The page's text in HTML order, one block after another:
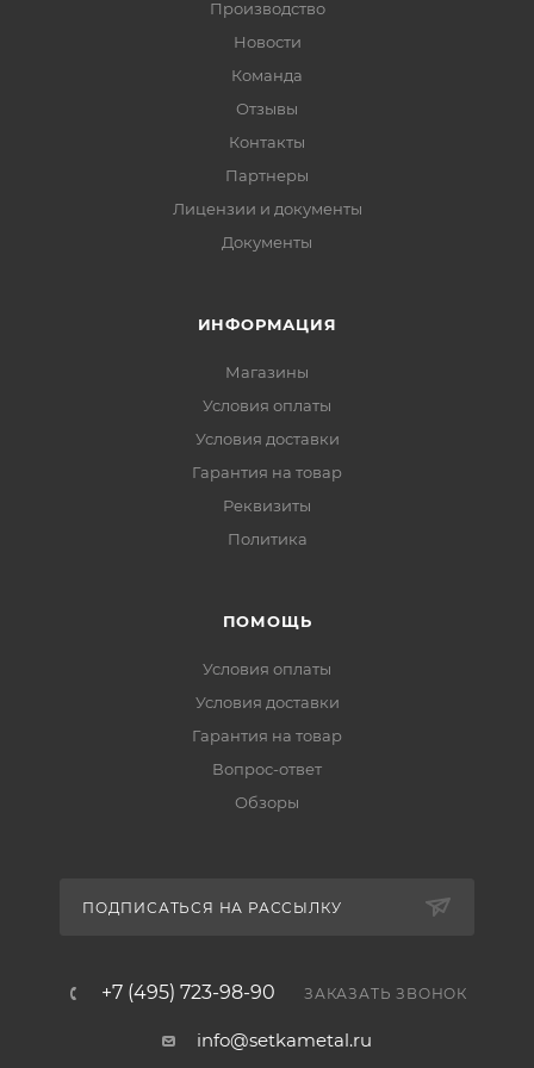
Производство
Новости
Команда
Отзывы
Контакты
Партнеры
Лицензии и документы
Документы
ИНФОРМАЦИЯ
Магазины
Условия оплаты
Условия доставки
Гарантия на товар
Реквизиты
Политика
ПОМОЩЬ
Условия оплаты
Условия доставки
Гарантия на товар
Вопрос-ответ
Обзоры
ПОДПИСАТЬСЯ НА РАССЫЛКУ
+7 (495) 723-98-90 ЗАКАЗАТЬ ЗВОНОК
info@setkametal.ru